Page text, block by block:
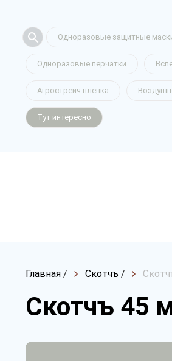
Одноразовые защитные
Одноразовые перчатки
Агрострейч пленка
Тут интересно
Главная / Скотчъ /
Скотчъ 45